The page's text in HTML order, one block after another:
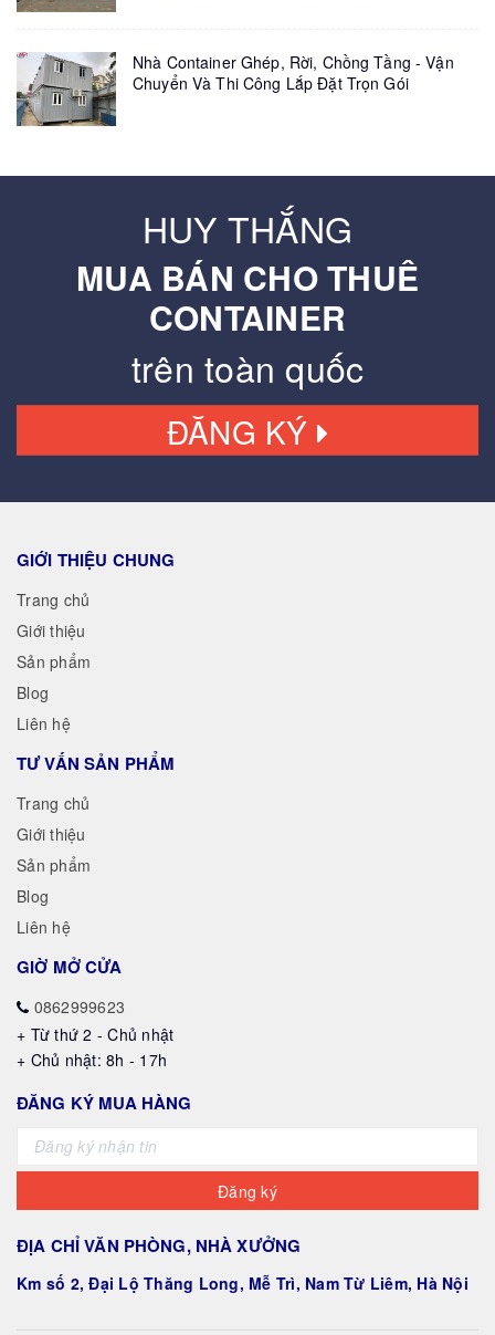
Nhà Container Ghép, Rời, Chồng Tầng - Vận
Chuyển Và Thi Công Lắp Đặt Trọn Gói
HUY THẮNG
MUA BÁN CHO THUÊ
CONTAINER
trên toàn quốc
ĐĂNG KÝ
GIỚI THIỆU CHUNG
Trang chủ
Giới thiệu
Sản phẩm
Blog
Liên hệ
TƯ VẤN SẢN PHẨM
Trang chủ
Giới thiệu
Sản phẩm
Blog
Liên hệ
GIỜ MỞ CỬA
0862999623
+ Từ thứ 2 - Chủ nhật
+ Chủ nhật: 8h - 17h
ĐĂNG KÝ MUA HÀNG
Đăng ký
ĐỊA CHỈ VĂN PHÒNG, NHÀ XƯỞNG
Km số 2, Đại Lộ Thăng Long, Mễ Trì, Nam Từ Liêm, Hà Nội